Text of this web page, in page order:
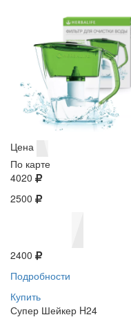
Цена
По карте
4020
2500
2400
Подробности
Купить
Супер Шейкер H24